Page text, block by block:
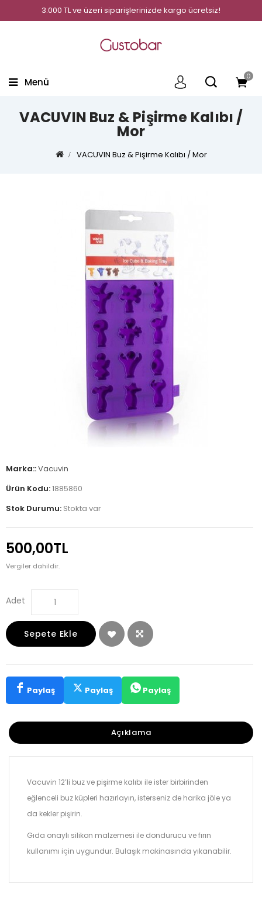
3.000 TL ve üzeri siparişlerinizde kargo ücretsiz!
0
Menü
VACUVIN Buz & Pişirme Kalıbı /
Mor
VACUVIN Buz & Pişirme Kalıbı / Mor
Marka::Vacuvin
Ürün Kodu:1885860
Stok Durumu: Stokta var
500,00TL
Vergiler dahildir.
Adet
Sepete Ekle
Paylaş Paylaş Paylaş
Açıklama
Vacuvin 12’li buz ve pişirme kalıbı ile ister birbirinden
eğlenceli buz küpleri hazırlayın, isterseniz de harika jöle ya
da kekler pişirin.
Gıda onaylı silikon malzemesi ile dondurucu ve fırın
kullanımı için uygundur. Bulaşık makinasında yıkanabilir.